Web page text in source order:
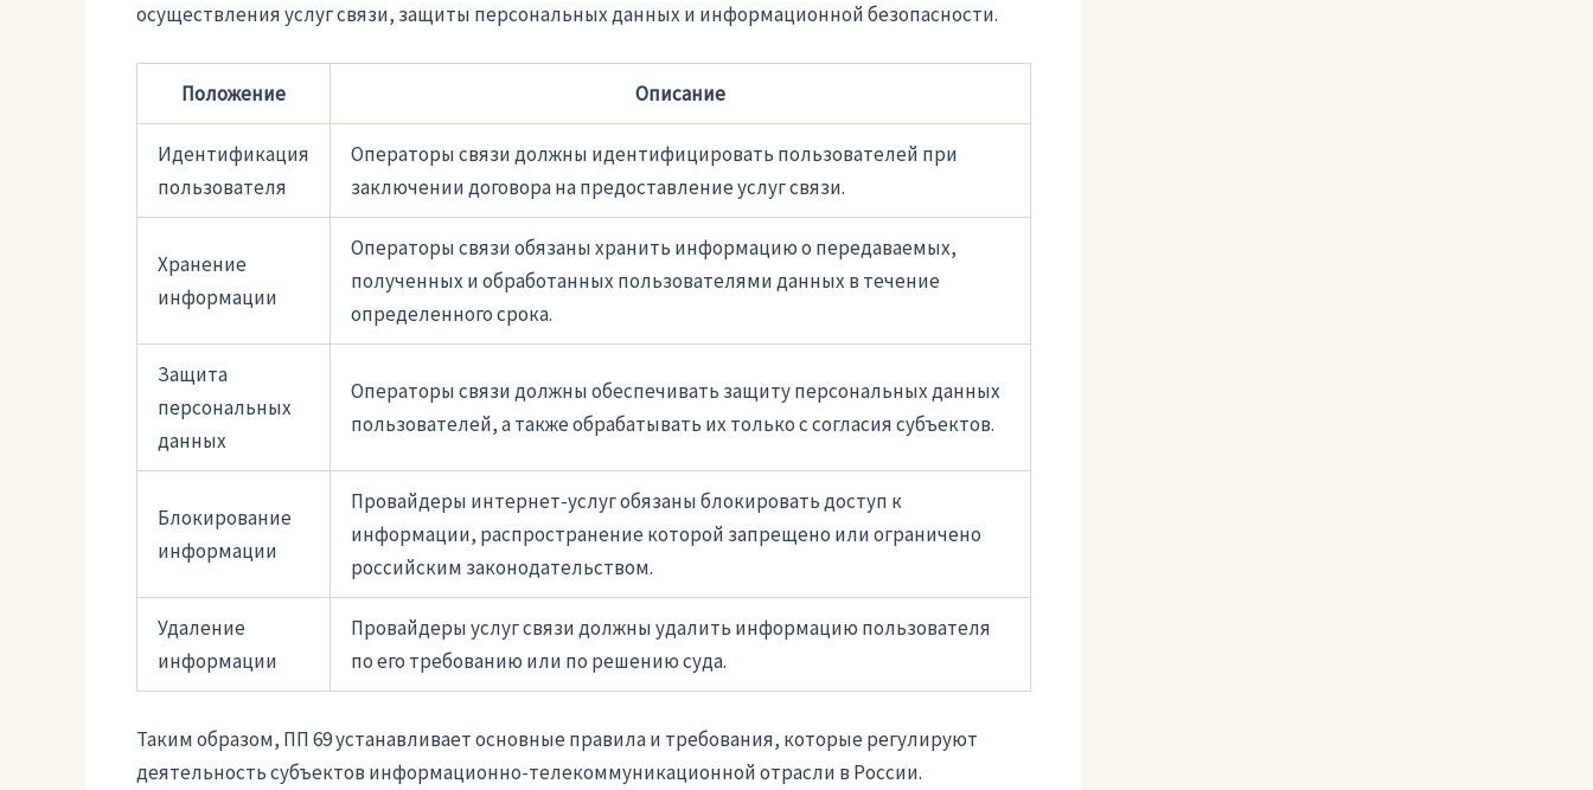
осуществления услуг связи, защиты персональных данных и информационной безопасности.
Положение Описание
Идентификация
пользователя
Операторы связи должны идентифицировать пользователей при
заключении договора на предоставление услуг связи.
Хранение
информации
Операторы связи обязаны хранить информацию о передаваемых,
полученных и обработанных пользователями данных в течение
определенного срока.
Защита
персональных
данных
Операторы связи должны обеспечивать защиту персональных данных
пользователей, а также обрабатывать их только с согласия субъектов.
Блокирование
информации
Провайдеры интернет-услуг обязаны блокировать доступ к
информации, распространение которой запрещено или ограничено
российским законодательством.
Удаление
информации
Провайдеры услуг связи должны удалить информацию пользователя
по его требованию или по решению суда.
Таким образом, ПП 69 устанавливает основные правила и требования, которые регулируют
деятельность субъектов информационно-телекоммуникационной отрасли в России.